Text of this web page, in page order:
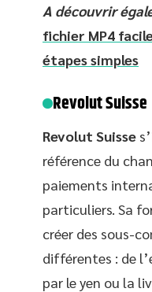
A découvrir
fichier MP4
étapes simples
Revolut Suisse
Revolut Suisse
référence du
paiements
particuliers. Sa
créer des sous-
différentes : de
par le yen ou la